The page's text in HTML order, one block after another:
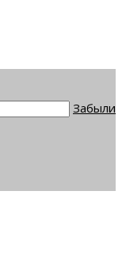
Забыли